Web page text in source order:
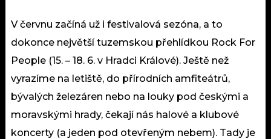
V červnu začíná už i festivalová sezóna, a to
dokonce největší tuzemskou přehlídkou Rock For
People (15. – 18. 6. v Hradci Králové). Ještě než
vyrazíme na letiště, do přírodních amfiteátrů,
bývalých železáren nebo na louky pod českými a
moravskými hrady, čekají nás halové a klubové
koncerty (a jeden pod otevřeným nebem). Tady je